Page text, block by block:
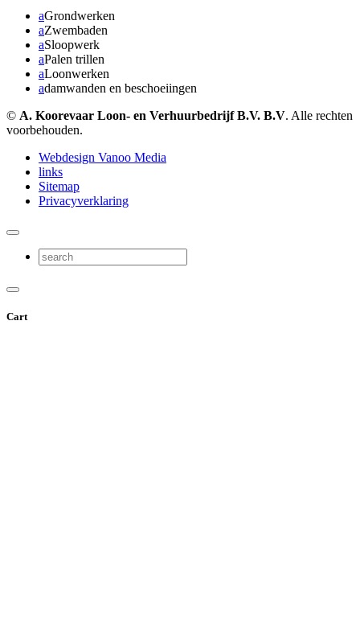
aGrondwerken
aZwembaden
aSloopwerk
aPalen trillen
aLoonwerken
adamwanden en beschoeiingen
© A. Koorevaar Loon- en Verhuurbedrijf B.V. B.V. Alle rechten
voorbehouden.
Webdesign Vanoo Media
links
Sitemap
Privacyverklaring
Cart